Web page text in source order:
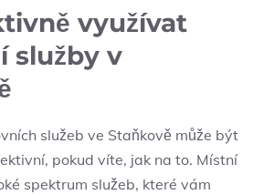
využívat
služby v
služeb ve Staňkově může být
pokud víte, jak na to. Místní
spektrum služeb, které vám